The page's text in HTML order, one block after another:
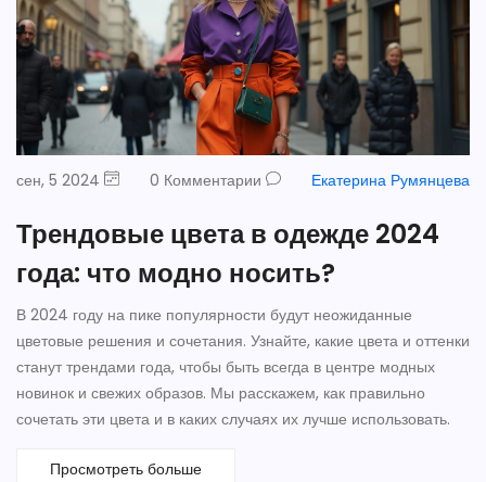
сен, 5 2024 0 Комментарии Екатерина Румянцева
Трендовые цвета в одежде 2024
года: что модно носить?
В 2024 году на пике популярности будут неожиданные
цветовые решения и сочетания. Узнайте, какие цвета и оттенки
станут трендами года, чтобы быть всегда в центре модных
новинок и свежих образов. Мы расскажем, как правильно
сочетать эти цвета и в каких случаях их лучше использовать.
Просмотреть больше